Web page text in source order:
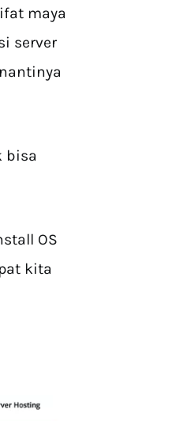
maya
server
bisa
OS
kita